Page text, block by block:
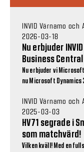
INVID Värnamo och
2026-03-18
Nu erbjuder
Business Central
Nu erbjuder vi
nu Microsoft Dynamics
INVID Värnamo och
2025-03-03
HV71 segrade i
som matchvärd!
Vilken kväll! Med en